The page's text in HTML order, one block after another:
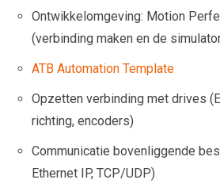
Ontwikkelomgeving: Motion
(verbinding maken en de
ATB Automation Template
Opzetten verbinding met drives
richting, encoders)
Communicatie bovenliggende
Ethernet IP, TCP/UDP)